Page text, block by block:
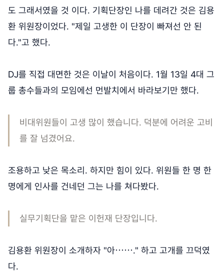
도 그래서였을 것 이다. 기획단장인 나를 데려간 것은 김용
환 위원장이었다. "제일 고생한 이 단장이 빠져선 안 된
다."고 했다.
DJ를 직접 대면한 것은 이날이 처음이다. 1월 13일 4대 그
룹 총수들과의 모임에선 먼발치에서 바라보기만 했다.
비대위원들이 고생 많이 했습니다. 덕분에 어려운 고비
를 잘 넘겼어요.
조용하고 낮은 목소리. 하지만 힘이 있다. 위원들 한 명 한
명에게 인사를 건네던 그는 나를 쳐다봤다.
실무기획단을 맡은 이헌재 단장입니다.
김용환 위원장이 소개하자 "아⋯⋯." 하고 고개를 끄덕였
다.